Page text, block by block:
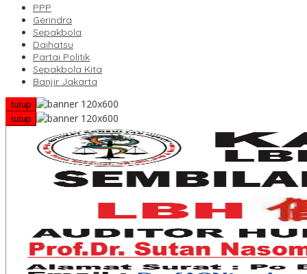
PPP
Gerindra
Sepakbola
Daihatsu
Partai Politik
Sepakbola Kita
Banjir Jakarta
tutup
tutup